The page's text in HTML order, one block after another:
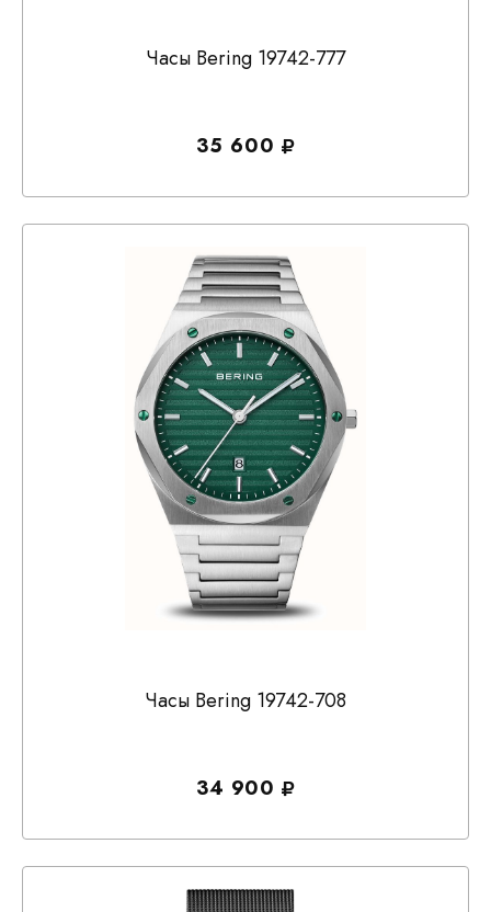
Часы Bering 19742-777
35 600
Часы Bering 19742-708
34 900